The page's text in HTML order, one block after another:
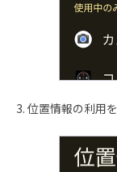
3. 位置情報の利用